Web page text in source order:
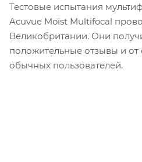
Тестовые испытания
Acuvue Moist Multifocal
Великобритании. Они
положительные отзывы и от
обычных пользователей.